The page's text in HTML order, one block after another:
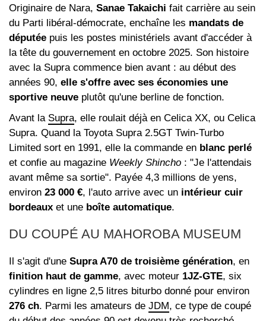
Originaire de Nara, Sanae Takaichi fait carrière au sein
du Parti libéral-démocrate, enchaîne les mandats de
députée puis les postes ministériels avant d'accéder à
la tête du gouvernement en octobre 2025. Son histoire
avec la Supra commence bien avant : au début des
années 90, elle s'offre avec ses économies une
sportive neuve plutôt qu'une berline de fonction.
Avant la Supra, elle roulait déjà en Celica XX, ou Celica
Supra. Quand la Toyota Supra 2.5GT Twin‑Turbo
Limited sort en 1991, elle la commande en blanc perlé
et confie au magazine Weekly Shincho : "Je l'attendais
avant même sa sortie". Payée 4,3 millions de yens,
environ 23 000 €, l'auto arrive avec un intérieur cuir
bordeaux et une boîte automatique.
DU COUPÉ AU MAHOROBA MUSEUM
Il s'agit d'une Supra A70 de troisième génération, en
finition haut de gamme, avec moteur 1JZ‑GTE, six
cylindres en ligne 2,5 litres biturbo donné pour environ
276 ch. Parmi les amateurs de JDM, ce type de coupé